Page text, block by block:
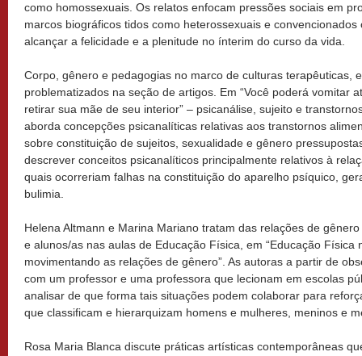
como homossexuais. Os relatos enfocam pressões sociais em
marcos biográficos tidos como heterossexuais e
alcançar a felicidade e a plenitude no ínterim do curso da vida.
Corpo, gênero e pedagogias no marco de culturas terapêuticas,
problematizados na seção de artigos. Em “Você poderá vomitar
retirar sua mãe de seu interior” – psicanálise, sujeito e
aborda concepções psicanalíticas relativas aos transtornos
sobre constituição de sujeitos, sexualidade e gênero
descrever conceitos psicanalíticos principalmente relativos à
quais ocorreriam falhas na constituição do aparelho psíquico,
bulimia.
Helena Altmann e Marina Mariano tratam das relações de
e alunos/as nas aulas de Educação Física, em “Educação Física
movimentando as relações de gênero”. As autoras a partir de
com um professor e uma professora que lecionam em escolas
analisar de que forma tais situações podem colaborar para
que classificam e hierarquizam homens e mulheres, meninos e
Rosa Maria Blanca discute práticas artísticas contemporâneas